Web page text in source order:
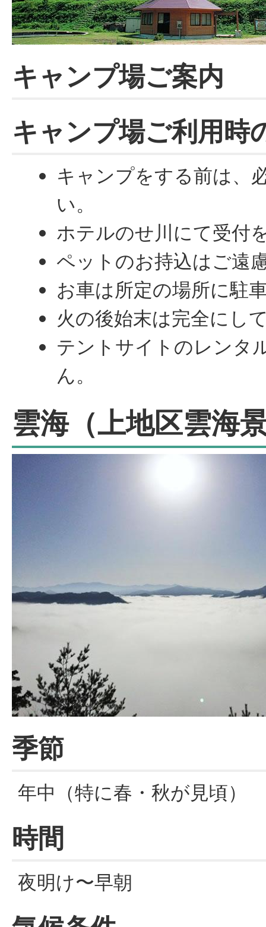
キャンプ場ご案内
キャンプ場ご利用時
キャンプをする前は、
い。
ホテルのせ川にて受付
ペットのお持込はご遠
お車は所定の場所に駐
火の後始末は完全にし
テントサイトのレンタ
ん。
雲海（上地区雲海
季節
年中（特に春・秋が見頃）
時間
夜明け〜早朝